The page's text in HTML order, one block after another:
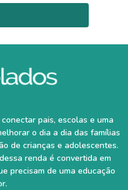
pais, escolas e uma
o dia a dia das famílias
de crianças e adolescentes.
renda é convertida em
precisam de uma educação